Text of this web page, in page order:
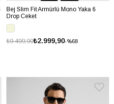
Bej Slim Fit Armürlü Mono Yaka 6
Drop Ceket
%68
₺2.999,90
₺9.499,90